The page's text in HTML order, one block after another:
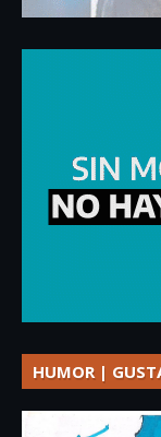
HUMOR |